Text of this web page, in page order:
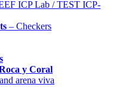
ICP Lab / TEST ICP-
– Checkers
y Coral
arena viva